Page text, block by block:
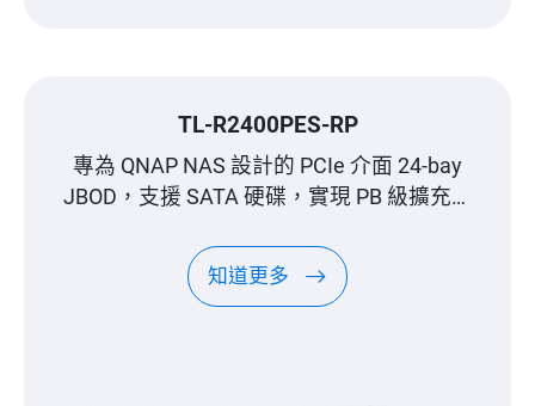
TL-R2400PES-RP
專為 QNAP NAS 設計的 PCIe 介面 24-bay
JBOD，支援 SATA 硬碟，實現 PB 級擴充能
知道更多